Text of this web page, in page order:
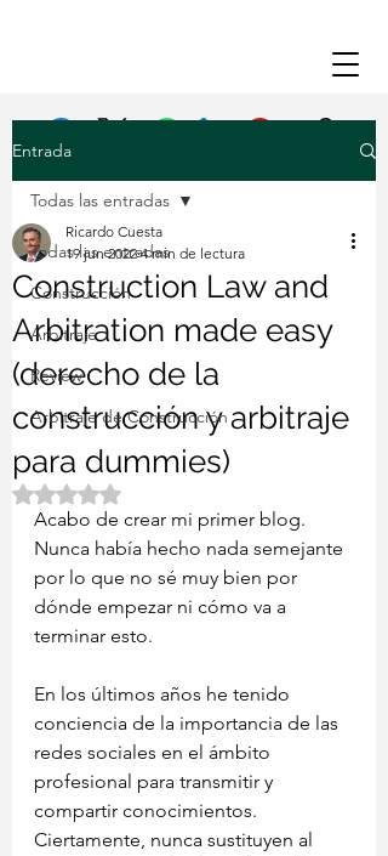
Facebook
Entrada
Todas las entradas
Construcción
Arbitraje
Review
Arbitraje de Construcción
Todas las entradas
Construction Law and
Arbitration made easy
(derecho de la
construcción y arbitraje
para dummies)
Ricardo Cuesta
19 jun 2022 4 min de lectura
Obtuvo NaN de 5 estrellas.
Acabo de crear mi primer blog.
Nunca había hecho nada semejante
por lo que no sé muy bien por
dónde empezar ni cómo va a
terminar esto.
En los últimos años he tenido
conciencia de la importancia de las
redes sociales en el ámbito
profesional para transmitir y
compartir conocimientos.
Ciertamente, nunca sustituyen al